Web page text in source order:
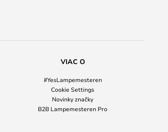
VIAC O
#YesLampemesteren
Cookie Settings
Novinky značky
B2B Lampemesteren Pro